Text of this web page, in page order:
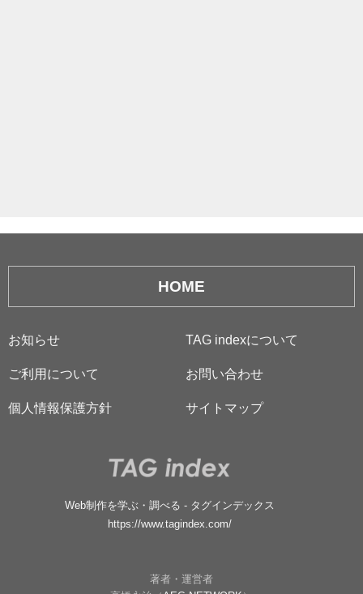
HOME
お知らせ TAG indexについて
ご利用について お問い合わせ
個人情報保護方針 サイトマップ
Web制作を学ぶ・調べる - タグインデックス
https://www.tagindex.com/
著者・運営者